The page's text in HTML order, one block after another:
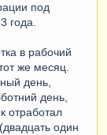
под
года.
в рабочий
же месяц.
день,
день,
отработал
один